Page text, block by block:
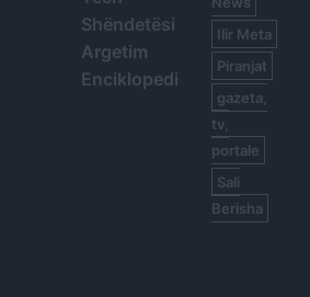
Shëndetësi
Argetim
Enciklopedi
Ilir Meta
Piranjat
gazeta,
tv,
portale
Sali
Berisha